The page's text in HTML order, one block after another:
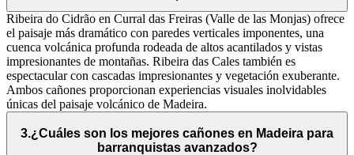
Ribeira do Cidrão en Curral das Freiras (Valle de las Monjas) ofrece
el paisaje más dramático con paredes verticales imponentes, una
cuenca volcánica profunda rodeada de altos acantilados y vistas
impresionantes de montañas. Ribeira das Cales también es
espectacular con cascadas impresionantes y vegetación exuberante.
Ambos cañones proporcionan experiencias visuales inolvidables
únicas del paisaje volcánico de Madeira.
3.¿Cuáles son los mejores cañones en Madeira para
barranquistas avanzados?